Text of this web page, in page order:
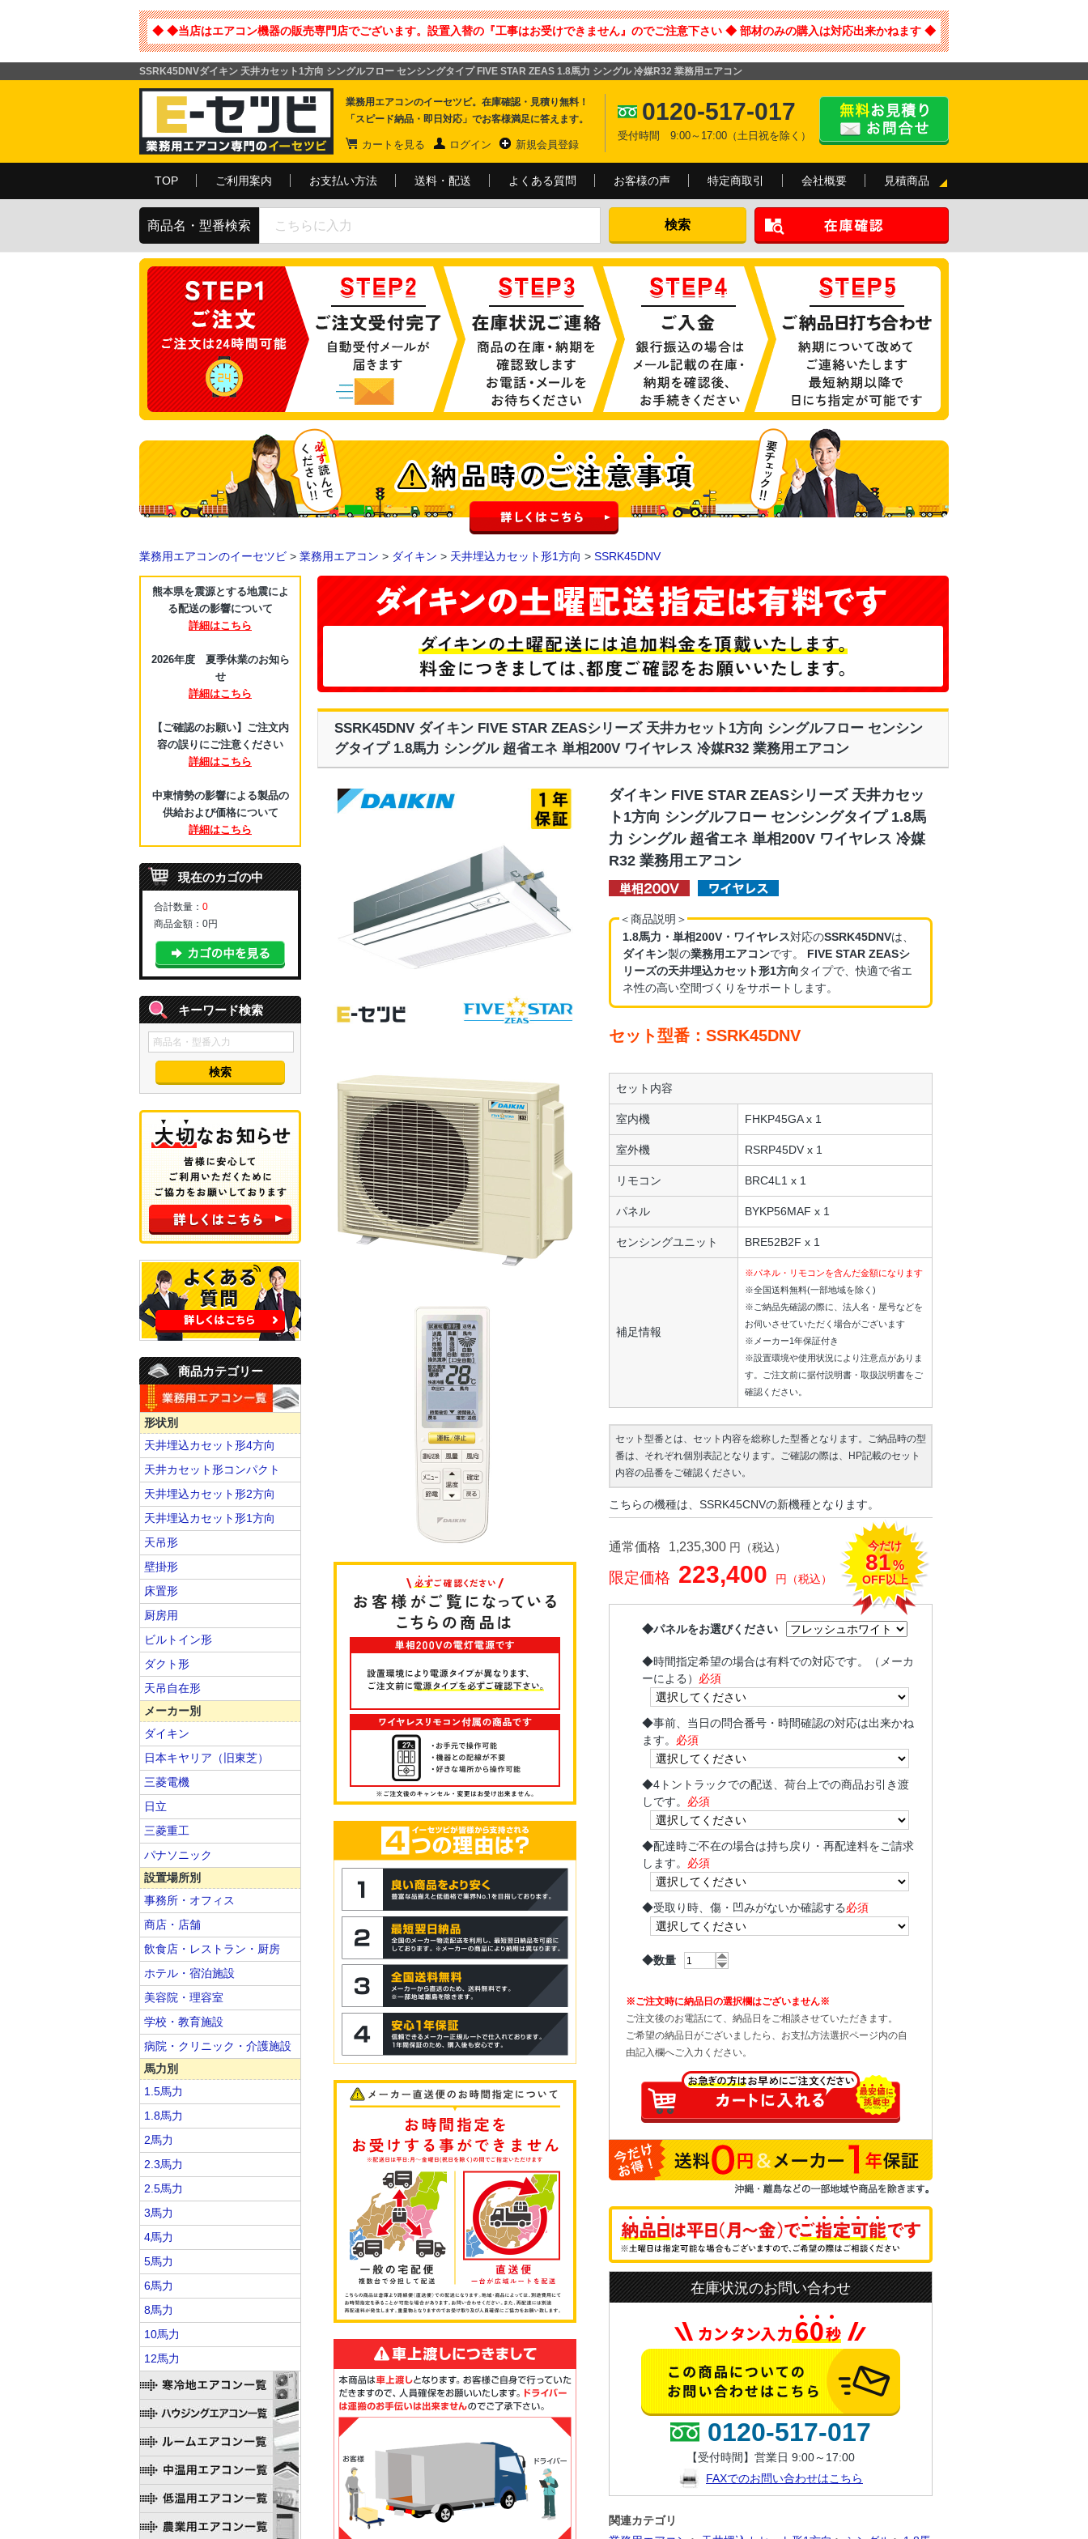
◆ ◆当店はエアコン機器の販売専門店でございます。設置入替の『工事はお受けできません』のでご注意下さい ◆ 部材のみの購入は対応出来かねます ◆
SSRK45DNVダイキン 天井カセット1方向 シングルフロー センシングタイプ FIVE STAR ZEAS 1.8馬力 シングル 冷媒R32 業務用エアコン
業務用エアコンのイーセツビ。在庫確認・見積り無料！
「スピード納品・即日対応」でお客様満足に答えます。
カートを見る ログイン 新規会員登録
0120-517-017
受付時間 9:00～17:00（土日祝を除く）
TOP ご利用案内 お支払い方法 送料・配送 よくある質問 お客様の声 特定商取引 会社概要 見積商品
商品名・型番検索
業務用エアコンのイーセツビ > 業務用エアコン > ダイキン > 天井埋込カセット形1方向 > SSRK45DNV
SSRK45DNV ダイキン FIVE STAR ZEASシリーズ 天井カセット1方向 シングルフロー センシン
グタイプ 1.8馬力 シングル 超省エネ 単相200V ワイヤレス 冷媒R32 業務用エアコン
ダイキン FIVE STAR ZEASシリーズ 天井カセッ
ト1方向 シングルフロー センシングタイプ 1.8馬
力 シングル 超省エネ 単相200V ワイヤレス 冷媒
R32 業務用エアコン
＜商品説明＞
1.8馬力・単相200V・ワイヤレス対応のSSRK45DNVは、
ダイキン製の業務用エアコンです。 FIVE STAR ZEASシ
リーズの天井埋込カセット形1方向タイプで、快適で省エ
ネ性の高い空間づくりをサポートします。
セット型番：SSRK45DNV
セット内容
室内機 FHKP45GA x 1
室外機 RSRP45DV x 1
リモコン BRC4L1 x 1
パネル BYKP56MAF x 1
センシングユニット BRE52B2F x 1
補足情報
※パネル・リモコンを含んだ金額になります
※全国送料無料(一部地域を除く)
※ご納品先確認の際に、法人名・屋号などを
お伺いさせていただく場合がございます
※メーカー1年保証付き
※設置環境や使用状況により注意点がありま
す。ご注文前に据付説明書・取扱説明書をご
確認ください。
セット型番とは、セット内容を総称した型番となります。ご納品時の型
番は、それぞれ個別表記となります。ご確認の際は、HP記載のセット
内容の品番をご確認ください。
こちらの機種は、SSRK45CNVの新機種となります。
通常価格 1,235,300 円（税込）
限定価格 223,400 円（税込）
今だけ
81%
OFF以上
◆パネルをお選びください
◆時間指定希望の場合は有料での対応です。（メーカ
ーによる） 必須
◆事前、当日の問合番号・時間確認の対応は出来かね
ます。 必須
◆4トントラックでの配送、荷台上での商品お引き渡
しです。 必須
◆配達時ご不在の場合は持ち戻り・再配達料をご請求
します。 必須
◆受取り時、傷・凹みがないか確認する必須
◆数量
※ご注文時に納品日の選択欄はございません※
ご注文後のお電話にて、納品日をご相談させていただきます。
ご希望の納品日がございましたら、お支払方法選択ページ内の自
由記入欄へご入力ください。
在庫状況のお問い合わせ
0120-517-017
【受付時間】営業日 9:00～17:00
FAXでのお問い合わせはこちら
関連カテゴリ
熊本県を震源とする地震によ
る配送の影響について
詳細はこちら
2026年度 夏季休業のお知ら
せ
詳細はこちら
【ご確認のお願い】ご注文内
容の誤りにご注意ください
詳細はこちら
中東情勢の影響による製品の
供給および価格について
詳細はこちら
現在のカゴの中
合計数量： 0
商品金額： 0円
キーワード検索
商品カテゴリー
形状別
天井埋込カセット形4方向
天井カセット形コンパクト
天井埋込カセット形2方向
天井埋込カセット形1方向
天吊形
壁掛形
床置形
厨房用
ビルトイン形
ダクト形
天吊自在形
メーカー別
ダイキン
日本キヤリア（旧東芝）
三菱電機
日立
三菱重工
パナソニック
設置場所別
事務所・オフィス
商店・店舗
飲食店・レストラン・厨房
ホテル・宿泊施設
美容院・理容室
学校・教育施設
病院・クリニック・介護施設
馬力別
1.5馬力
1.8馬力
2馬力
2.3馬力
2.5馬力
3馬力
4馬力
5馬力
6馬力
8馬力
10馬力
12馬力